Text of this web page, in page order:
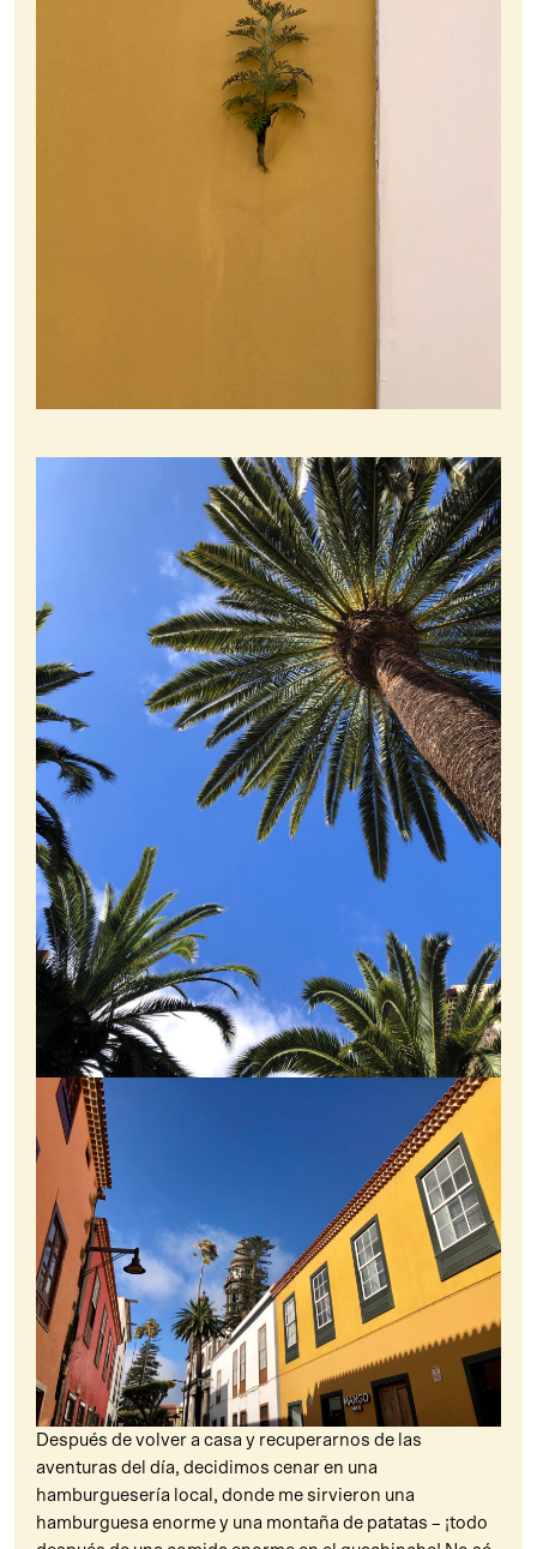
Después de volver a casa y recuperarnos de las
aventuras del día, decidimos cenar en una
hamburguesería local, donde me sirvieron una
hamburguesa enorme y una montaña de patatas – ¡todo